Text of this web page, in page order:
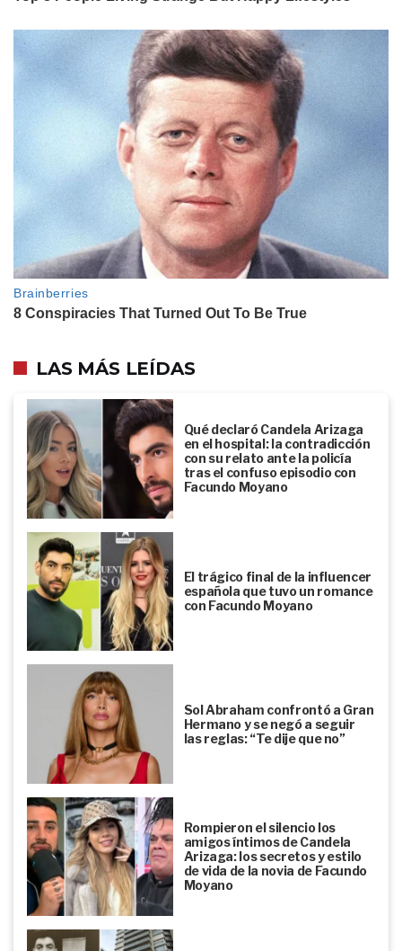
LAS MÁS LEÍDAS
Qué declaró Candela Arizaga
en el hospital: la contradicción
con su relato ante la policía
tras el confuso episodio con
Facundo Moyano
El trágico final de la influencer
española que tuvo un romance
con Facundo Moyano
Sol Abraham confrontó a Gran
Hermano y se negó a seguir
las reglas: “Te dije que no”
Rompieron el silencio los
amigos íntimos de Candela
Arizaga: los secretos y estilo
de vida de la novia de Facundo
Moyano